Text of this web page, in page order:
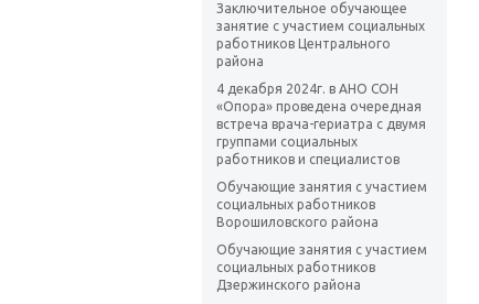
Заключительное обучающее
занятие с участием социальных
работников Центрального
района
4 декабря 2024г. в АНО СОН
«Опора» проведена очередная
встреча врача-гериатра с двумя
группами социальных
работников и специалистов
Обучающие занятия с участием
социальных работников
Ворошиловского района
Обучающие занятия с участием
социальных работников
Дзержинского района